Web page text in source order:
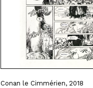
Conan le Cimmérien, 2018